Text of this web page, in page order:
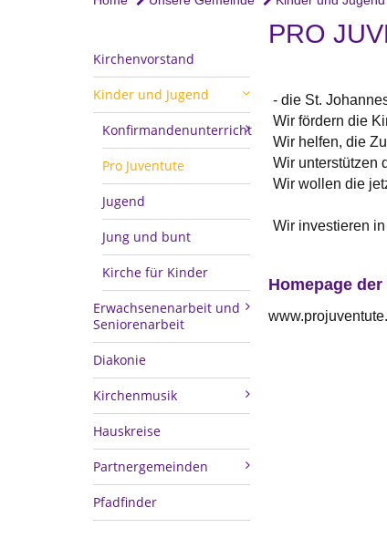
Kirchenvorstand
Kinder und Jugend
Konfirmandenunterricht
Pro Juventute
Jugend
Jung und bunt
Kirche für Kinder
Erwachsenenarbeit und
Seniorenarbeit
Diakonie
Kirchenmusik
Hauskreise
Partnergemeinden
Pfadfinder
PRO
- die St.
Wir fördern die
Wir helfen, die
Wir unterstützen
Wir wollen die
Wir investieren
Homepage